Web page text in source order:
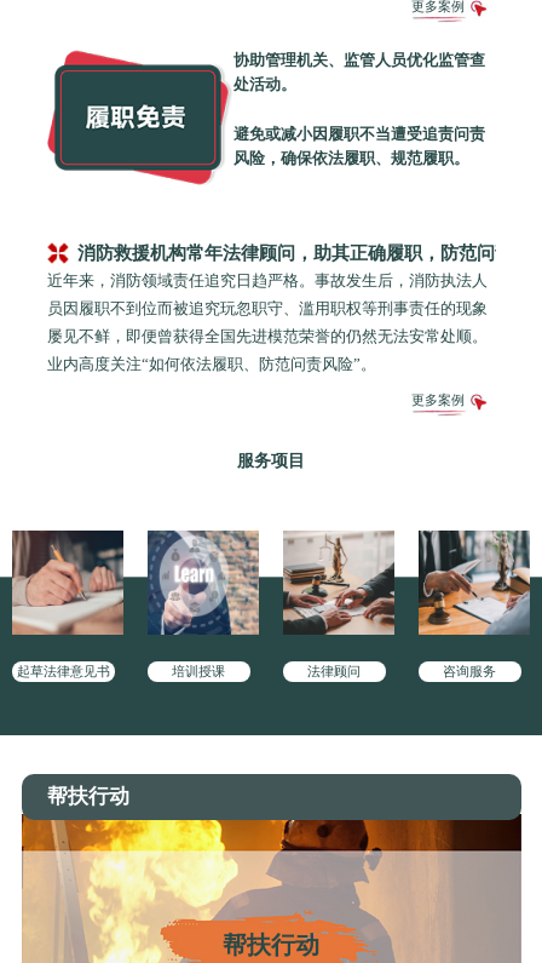
更多案例
协助管理机关、监管人员优化监管查
处活动。
避免或减小因履职不当遭受追责问责
风险，确保依法履职、规范履职。
消防救援机构常年法律顾问，助其正确履职，防范问责
近年来，消防领域责任追究日趋严格。事故发生后，消防执法人
员因履职不到位而被追究玩忽职守、滥用职权等刑事责任的现象
屡见不鲜，即便曾获得全国先进模范荣誉的仍然无法安常处顺。
业内高度关注“如何依法履职、防范问责风险”。
更多案例
服务项目
起草法律意见书 培训授课 法律顾问 咨询服务
帮扶行动
帮扶行动